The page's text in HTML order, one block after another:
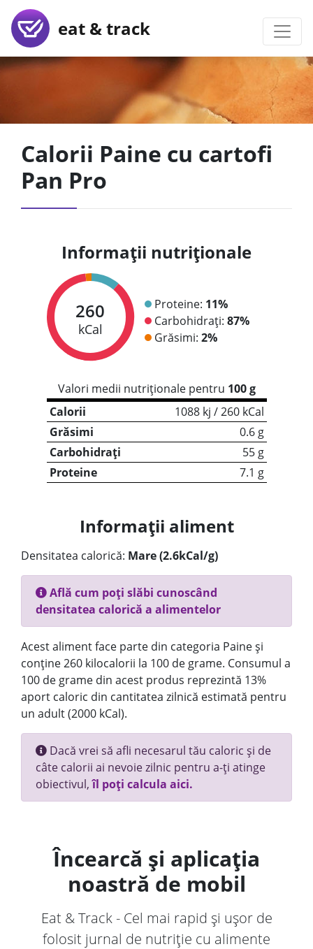
eat & track
Calorii Paine cu cartofi
Pan Pro
Informații nutriționale
260
kCal
Proteine: 11%
Carbohidrați: 87%
Grăsimi: 2%
Valori medii nutriționale pentru 100 g
Calorii
1088 kj / 260 kCal
Grăsimi
0.6 g
Carbohidrați
55 g
Proteine
7.1 g
Informații aliment
Densitatea calorică: Mare (2.6kCal/g)
Află cum poți slăbi cunoscând
densitatea calorică a alimentelor
Acest aliment face parte din categoria Paine și
conține 260 kilocalorii la 100 de grame. Consumul a
100 de grame din acest produs reprezintă 13%
aport caloric din cantitatea zilnică estimată pentru
un adult (2000 kCal).
Dacă vrei să afli necesarul tău caloric și de
câte calorii ai nevoie zilnic pentru a-ți atinge
obiectivul,îl poți calcula aici.
Încearcă și aplicația
noastră de mobil
Eat & Track - Cel mai rapid și ușor de
folosit jurnal de nutriție cu alimente